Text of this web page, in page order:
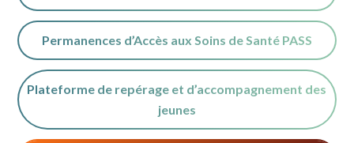
Permanences d’Accès aux Soins de Santé PASS
Plateforme de repérage et d’accompagnement des
jeunes